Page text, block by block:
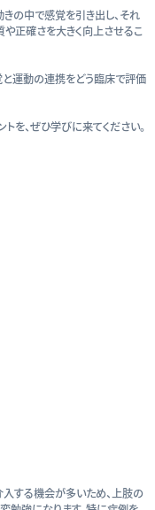
きの中で感覚を引き出し、それ
や正確さを大きく向上させるこ
と運動の連携をどう臨床で評価
を、ぜひ学びに来てください。
する機会が多いため、上肢の